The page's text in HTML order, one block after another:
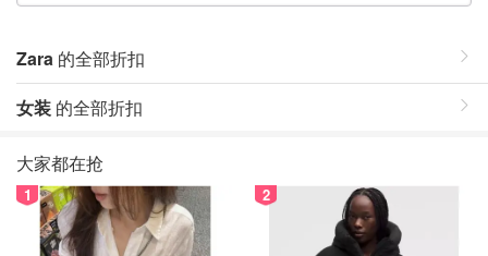
Zara 的全部折扣
女装 的全部折扣
大家都在抢
1 2